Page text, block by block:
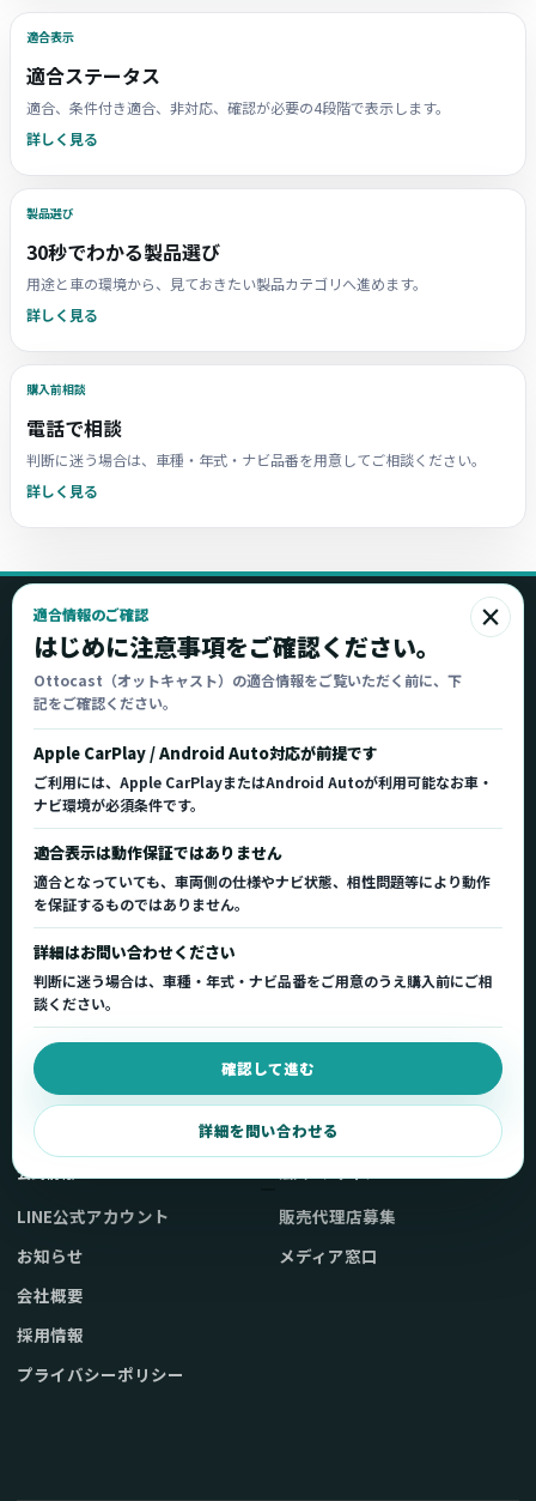
適合表示
適合ステータス
適合、条件付き適合、非対応、確認が必要の4段階で表示します。
詳しく見る
製品選び
30秒でわかる製品選び
用途と車の環境から、見ておきたい製品カテゴリへ進めます。
詳しく見る
購入前相談
電話で相談
判断に迷う場合は、車種・年式・ナビ品番を用意してご相談ください。
詳しく見る
×
適合情報のご確認
はじめに注意事項をご確認ください。
Ottocast（オットキャスト）の適合情報をご覧いただく前に、下
記をご確認ください。
Apple CarPlay / Android Auto対応が前提です
ご利用には、Apple CarPlayまたはAndroid Autoが利用可能なお車・
ナビ環境が必須条件です。
適合表示は動作保証ではありません
適合となっていても、車両側の仕様やナビ状態、相性問題等により動作
を保証するものではありません。
詳細はお問い合わせください
判断に迷う場合は、車種・年式・ナビ品番をご用意のうえ購入前にご相
談ください。
確認して進む
詳細を問い合わせる
Ottocast
オットキャスト
Ottocast正規販売代理店 Azgate株式会社
Ottocast（オットキャスト）の製品情報、車種適
合、サポート情報を日本国内向けに整理してご案内し
ます。
正規販売代理店 車種適合情報 国内サポート窓口
製品を探す
製品一覧
車種適合を確認
用途から製品を選ぶ
取扱店舗・購入先
弊社販売ストアへ
Q&A・症状別サポート
起動不良復旧サービス
公式情報
LINE公式アカウント
お知らせ
会社概要
採用情報
プライバシーポリシー
販売代理店募集
メディア窓口